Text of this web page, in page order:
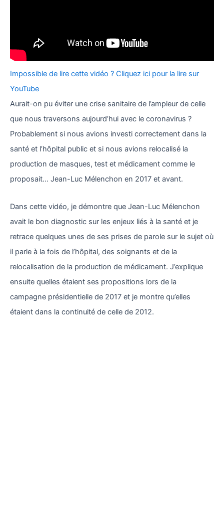
Impossible de lire cette vidéo ? Cliquez ici pour la lire sur
YouTube
Aurait-on pu éviter une crise sanitaire de l’ampleur de celle
que nous traversons aujourd’hui avec le coronavirus ?
Probablement si nous avions investi correctement dans la
santé et l’hôpital public et si nous avions relocalisé la
production de masques, test et médicament comme le
proposait… Jean-Luc Mélenchon en 2017 et avant.
Dans cette vidéo, je démontre que Jean-Luc Mélenchon
avait le bon diagnostic sur les enjeux liés à la santé et je
retrace quelques unes de ses prises de parole sur le sujet où
il parle à la fois de l’hôpital, des soignants et de la
relocalisation de la production de médicament. J’explique
ensuite quelles étaient ses propositions lors de la
campagne présidentielle de 2017 et je montre qu’elles
étaient dans la continuité de celle de 2012.